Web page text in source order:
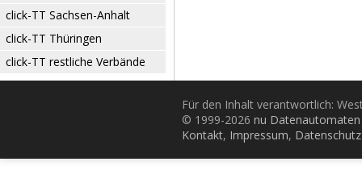
click-TT Sachsen-Anhalt
click-TT Thüringen
click-TT restliche Verbände
Für den Inhalt verantwortlich:
© 1999-2026 nu
Kontakt, Impressum, Datenschutz